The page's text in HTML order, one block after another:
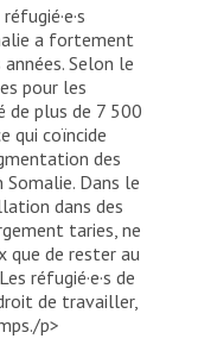
a fortement
Selon le
pour les
de plus de 7 500
qui coïncide
des
Dans le
dans des
taries, ne
que de rester au
réfugié·e·s de
de travailler,
p>